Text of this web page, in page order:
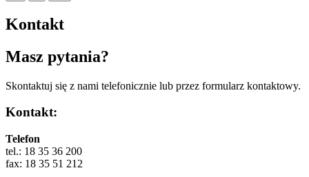
Kontakt
Masz pytania?
Skontaktuj się z nami telefonicznie lub przez formularz kontaktowy.
Kontakt:
Telefon
tel.: 18 35 36 200
fax: 18 35 51 212